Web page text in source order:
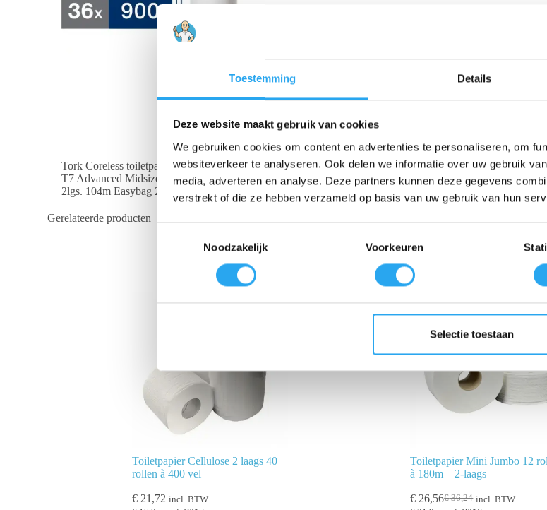
Toestemming Details
Deze website maakt gebruik van cookies
We gebruiken cookies om content en advertenties te personaliseren, om
websiteverkeer te analyseren. Ook delen we informatie over uw gebruik
media, adverteren en analyse. Deze partners kunnen deze gegevens
verstrekt of die ze hebben verzameld op basis van uw gebruik van hun
i
s
l
c
Noodzakelijk Voorkeuren
Selectie toestaan
Tork Coreless toiletpapier
T7 Advanced Midsize wit
2lgs. 104m Easybag 24×900 vel
Gerelateerde producten
Toiletpapier Cellulose 2 laags 40
rollen à 400 vel
€ 21,72 incl. BTW
Toiletpapier Mini Jumbo 12
à 180m – 2-laags
€36,24
€ 26,56
incl. BTW